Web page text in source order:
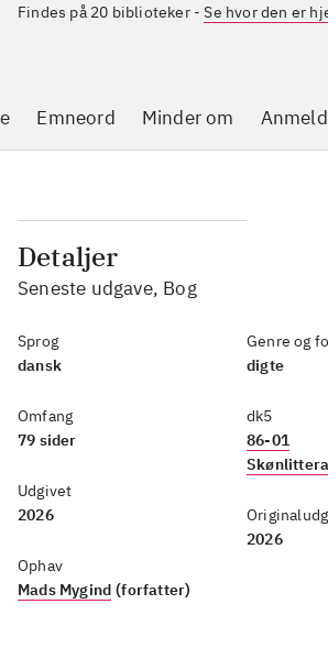
Findes på 20 biblioteker-Se hvor den er
Emneord Minder om
Detaljer
Seneste udgave, Bog
Sprog
dansk
Omfang
79 sider
Udgivet
2026
Ophav
Mads Mygind (forfatter)
Genre og
digte
dk5
86-01
2026